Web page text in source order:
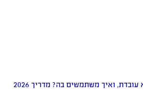
ואיך משתמשים בה? מדריך 2026